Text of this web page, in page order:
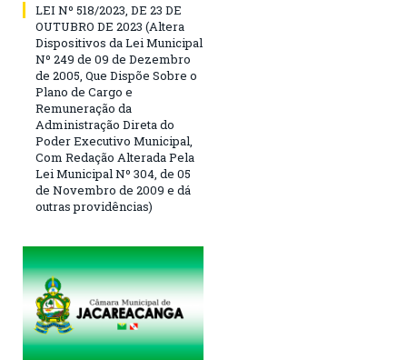
LEI Nº 518/2023, DE 23 DE
OUTUBRO DE 2023 (Altera
Dispositivos da Lei Municipal
Nº 249 de 09 de Dezembro
de 2005, Que Dispõe Sobre o
Plano de Cargo e
Remuneração da
Administração Direta do
Poder Executivo Municipal,
Com Redação Alterada Pela
Lei Municipal Nº 304, de 05
de Novembro de 2009 e dá
outras providências)